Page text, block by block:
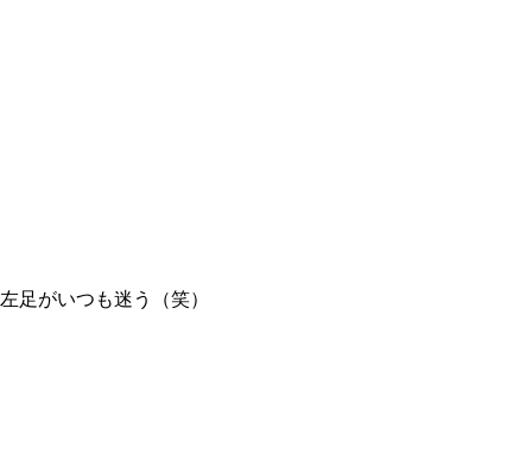
左足がいつも迷う（笑）